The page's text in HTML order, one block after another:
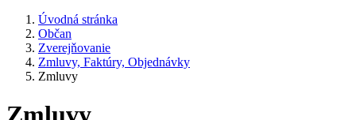
Úvodná stránka
Občan
Zverejňovanie
Zmluvy, Faktúry, Objednávky
Zmluvy